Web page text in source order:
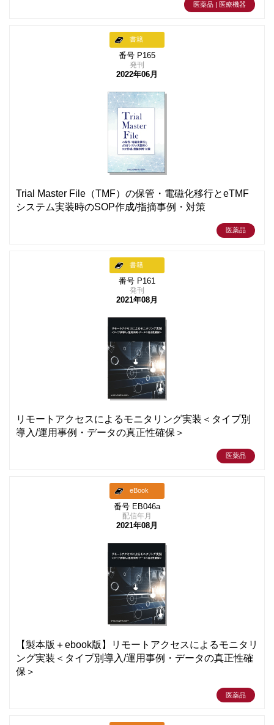
医薬品 | 医療機器
書籍
番号 P165
発刊
2022年06月
Trial Master File（TMF）の保管・電磁化移行とeTMF
システム実装時のSOP作成/指摘事例・対策
医薬品
書籍
番号 P161
発刊
2021年08月
リモートアクセスによるモニタリング実装＜タイプ別
導入/運用事例・データの真正性確保＞
医薬品
eBook
番号 EB046a
配信年月
2021年08月
【製本版＋ebook版】リモートアクセスによるモニタリ
ング実装＜タイプ別導入/運用事例・データの真正性確
保＞
医薬品